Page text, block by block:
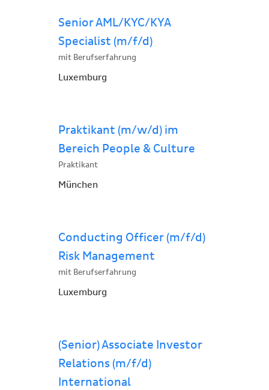
Senior AML/KYC/KYA
Specialist (m/f/d)
mit Berufserfahrung
Luxemburg
Praktikant (m/w/d) im
Bereich People & Culture
Praktikant
München
Conducting Officer (m/f/d)
Risk Management
mit Berufserfahrung
Luxemburg
(Senior) Associate Investor
Relations (m/f/d)
International